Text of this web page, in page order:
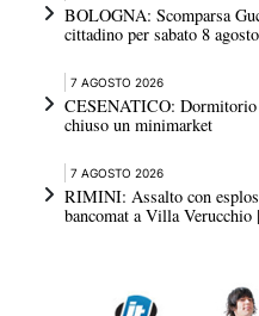
BOLOGNA: Scomparsa
cittadino per sabato 8 agosto
7 AGOSTO 2026
CESENATICO: Dormitorio
chiuso un minimarket
7 AGOSTO 2026
RIMINI: Assalto con
bancomat a Villa